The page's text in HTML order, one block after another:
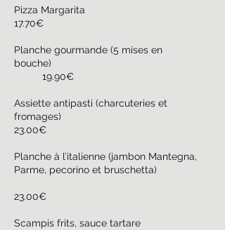
Pizza Margarita
17.70€
Planche gourmande (5 mises en
bouche)
19.90€
Assiette antipasti (charcuteries et
fromages)
23.00€
Planche à l’italienne (jambon Mantegna,
Parme, pecorino et bruschetta)
23.00€
Scampis frits, sauce tartare